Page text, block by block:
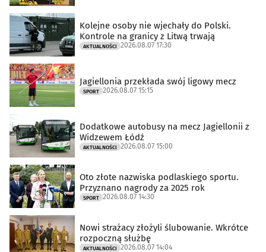
Kolejne osoby nie wjechały do Polski.
Kontrole na granicy z Litwą trwają
AKTUALNOŚCI 2026.08.07 17:30
Jagiellonia przekłada swój ligowy mecz
SPORT 2026.08.07 15:15
Dodatkowe autobusy na mecz Jagiellonii z
Widzewem Łódź
AKTUALNOŚCI 2026.08.07 15:00
Oto złote nazwiska podlaskiego sportu.
Przyznano nagrody za 2025 rok
SPORT 2026.08.07 14:30
Nowi strażacy złożyli ślubowanie. Wkrótce
rozpoczną służbę
AKTUALNOŚCI 2026.08.07 14:04